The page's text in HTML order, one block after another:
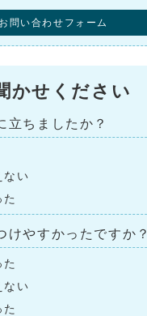
お問い合わせフォーム
かせください
立ちましたか？
ない
けやすかったですか？
ない